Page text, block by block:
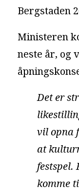
Bergstaden
Ministeren
neste år, og
Det er
vil opna
at
festspel.
komme